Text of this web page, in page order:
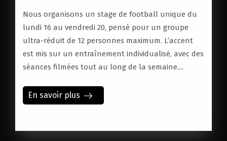
Nous organisons un stage de football unique du
lundi 16 au vendredi 20, pensé pour un groupe
ultra-réduit de 12 personnes maximum. L’accent
est mis sur un entraînement individualisé, avec des
séances filmées tout au long de la semaine....
En savoir plus